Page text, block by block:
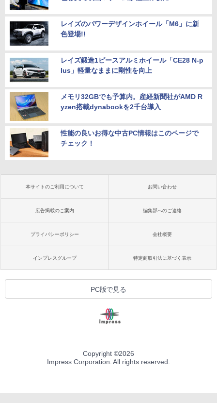
レイズのパワーデザインホイール「M6」に新
色登場!!
レイズ鍛造1ピースアルミホイール「CE28 N-p
lus」軽量なままに剛性を向上
メモリ32GBでも予算内。産経新聞社がAMD R
yzen搭載dynabookを2千台導入
性能の良いお得な中古PC情報はこのページで
チェック！
本サイトのご利用について お問い合わせ
広告掲載のご案内 編集部へのご連絡
プライバシーポリシー 会社概要
インプレスグループ 特定商取引法に基づく表示
PC版で見る
Copyright ©2026
Impress Corporation. All rights reserved.